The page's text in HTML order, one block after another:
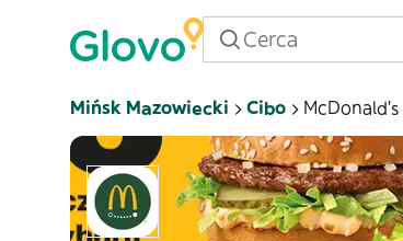
Mińsk Mazowiecki Cibo McDonald's